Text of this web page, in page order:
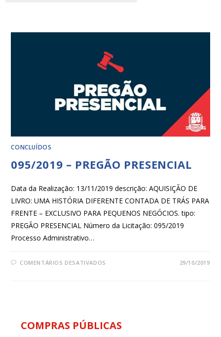
CONCLUÍDOS
095/2019 – PREGÃO PRESENCIAL
Data da Realização: 13/11/2019 descrição: AQUISIÇÃO DE
LIVRO: UMA HISTÓRIA DIFERENTE CONTADA DE TRÁS PARA
FRENTE – EXCLUSIVO PARA PEQUENOS NEGÓCIOS. tipo:
PREGÃO PRESENCIAL Número da Licitação: 095/2019
Processo Administrativo…
COMENTÁRIOS DESATIVADOS 29/10/2019
COMPRAS PÚBLICAS